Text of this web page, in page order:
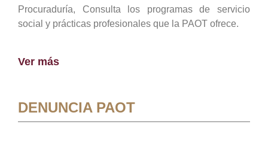
Procuraduría, Consulta los programas de servicio
social y prácticas profesionales que la PAOT ofrece.
Ver más
DENUNCIA PAOT